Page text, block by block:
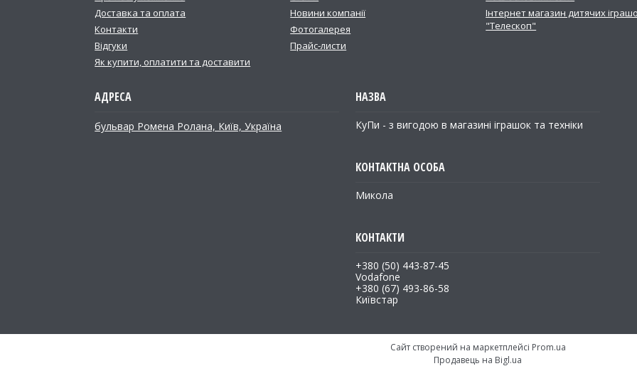
Доставка та оплата
Контакти
Відгуки
Як купити, оплатити та доставити
Новини компанії
Фотогалерея
Прайс-листи
Інтернет магазин дитячих
"Телескоп"
бульвар Ромена Ролана, Київ, Україна КуПи - з вигодою в магазині іграшок та техніки
Микола
+380 (50) 443-87-45
Vodafone
+380 (67) 493-86-58
Київстар
Сайт створений на маркетплейсі Prom.ua
Продавець на Bigl.ua